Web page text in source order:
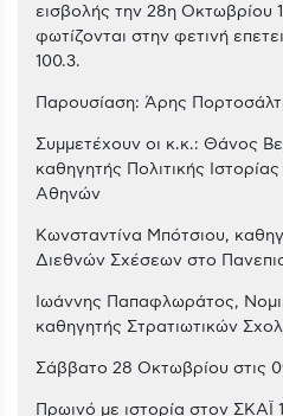
εισβολής την 28η Οκτωβρίου
φωτίζονται στην φετινή
100.3.
Παρουσίαση: Άρης
Συμμετέχουν οι κ.κ.: Θάνος
καθηγητής Πολιτικής
Αθηνών
Κωνσταντίνα Μπότσιου,
Διεθνών Σχέσεων στο
Ιωάννης Παπαφλωράτος,
καθηγητής Στρατιωτικών
Σάββατο 28 Οκτωβρίου στις
Πρωινό με ιστορία στον ΣΚΑΪ